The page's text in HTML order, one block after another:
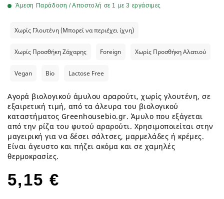
Άμεση Παράδοση / Αποστολή σε 1 με 3 εργάσιμες
Χωρίς Γλουτένη (Μπορεί να περιέχει ίχνη)
Χωρίς Προσθήκη Ζάχαρης Foreign Χωρίς Προσθήκη Αλατιού
Vegan Bio Lactose Free
Αγορά βιολογικού άμυλου αραρούτι, χωρίς γλουτένη, σε
εξαιρετική τιμή, από τα άλευρα του βιολογικού
καταστήματος Greenhousebio.gr. Άμυλο που εξάγεται
από την ρίζα του φυτού αραρούτι. Χρησιμοποιείται στην
μαγειρική για να δέσει σάλτσες, μαρμελάδες ή κρέμες.
Είναι άγευστο και πήζει ακόμα και σε χαμηλές
θερμοκρασίες.
5,15 €